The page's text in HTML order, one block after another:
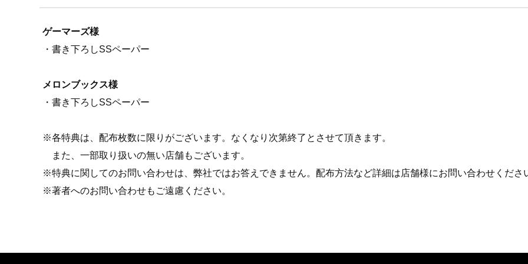
ゲーマーズ様
・書き下ろしSSペーパー
メロンブックス様
・書き下ろしSSペーパー
※各特典は、配布枚数に限りがございます。なくなり次第終了とさせて頂きます。
また、一部取り扱いの無い店舗もございます。
※特典に関してのお問い合わせは、弊社ではお答えできません。配布方法など詳細は店舗様にお問い合わせくださ
※著者へのお問い合わせもご遠慮ください。